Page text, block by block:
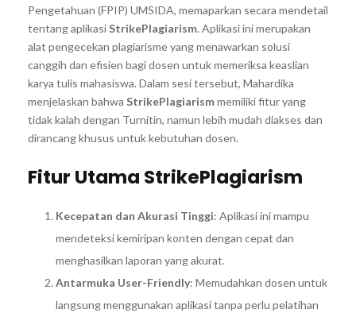
Pengetahuan (FPIP) UMSIDA, memaparkan secara mendetail
tentang aplikasi StrikePlagiarism. Aplikasi ini merupakan
alat pengecekan plagiarisme yang menawarkan solusi
canggih dan efisien bagi dosen untuk memeriksa keaslian
karya tulis mahasiswa. Dalam sesi tersebut, Mahardika
menjelaskan bahwa StrikePlagiarismmemiliki fitur yang
tidak kalah dengan Turnitin, namun lebih mudah diakses dan
dirancang khusus untuk kebutuhan dosen.
Fitur Utama StrikePlagiarism
Kecepatan dan Akurasi Tinggi: Aplikasi ini mampu
mendeteksi kemiripan konten dengan cepat dan
menghasilkan laporan yang akurat.
Antarmuka User-Friendly: Memudahkan dosen untuk
langsung menggunakan aplikasi tanpa perlu pelatihan